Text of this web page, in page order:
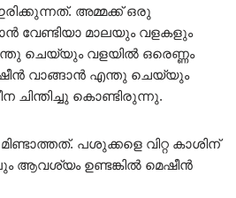
അമ്മക്ക് ഒരു
മാലയും വളകളും
ചെയ്യും വളയിൽ ഒരെണ്ണം
വാങ്ങാൻ എന്തു ചെയ്യും
ചിന്തിച്ചു കൊണ്ടിരുന്നു.
പശുക്കളെ വിറ്റ കാശിന്
ആവശ്യം ഉണ്ടങ്കിൽ മെഷീൻ